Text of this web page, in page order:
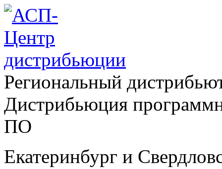
Региональный
Дистрибьюция
ПО
Екатеринбург и